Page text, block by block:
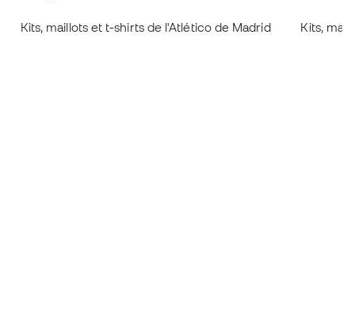
Kits, maillots et t-shirts de l'Atlético de Madrid Kits,